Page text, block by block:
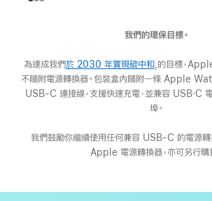
我們的環保目標。
為達成我們於 2030 年實現碳中和(以
新
視
窗
啟)
,的目標，
不隨附電源轉換器。包裝盒內隨附一條 Apple
USB-C 連接線，支援快速充電，並兼容 USB‑C
埠。
我們鼓勵你繼續使用任何兼容 USB-C 的電源轉
Apple 電源轉換器，亦可另行購